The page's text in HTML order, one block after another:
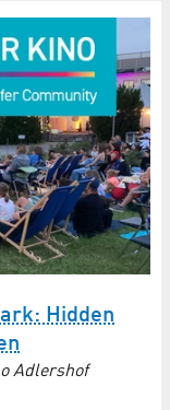
Hidden
Adlershof